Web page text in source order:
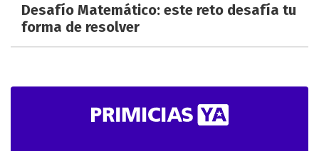
Desafío Matemático: este reto desafía tu
forma de resolver